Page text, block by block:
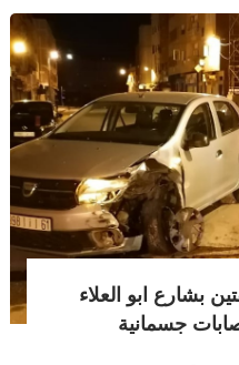
بشارع ابو العلاء
جسمانية